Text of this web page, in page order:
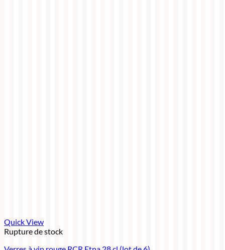
Quick View
Rupture de stock